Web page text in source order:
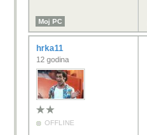
Moj PC
hrka11
12 godina
OFFLINE